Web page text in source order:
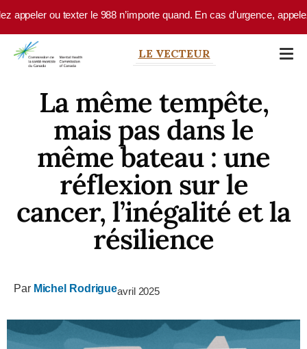
Skip to main content
ou texter le 988 n’importe quand. En cas d’urgence, appelez le
LE VECTEUR
La même tempête,
mais pas dans le
même bateau : une
réflexion sur le
cancer, l’inégalité et la
résilience
Par Michel Rodrigueavril 2025